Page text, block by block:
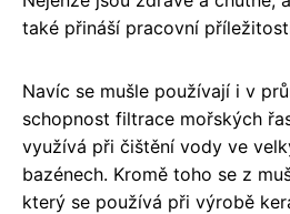
také přináší pracovní
Navíc se mušle používají i v
schopnost filtrace mořských
využívá při čištění vody ve
bazénech. Kromě toho se z
který se používá při výrobě